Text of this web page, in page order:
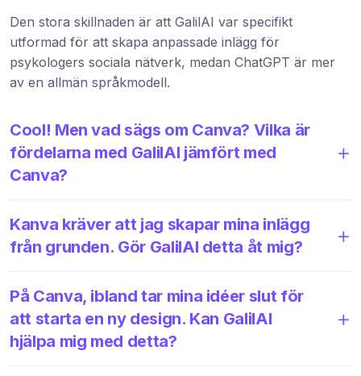
Den stora skillnaden är att GalilAI var specifikt
utformad för att skapa anpassade inlägg för
psykologers sociala nätverk, medan ChatGPT är mer
av en allmän språkmodell.
Cool! Men vad sägs om Canva? Vilka är
fördelarna med GalilAI jämfört med
Canva?
Kanva kräver att jag skapar mina inlägg
från grunden. Gör GalilAI detta åt mig?
På Canva, ibland tar mina idéer slut för
att starta en ny design. Kan GalilAI
hjälpa mig med detta?